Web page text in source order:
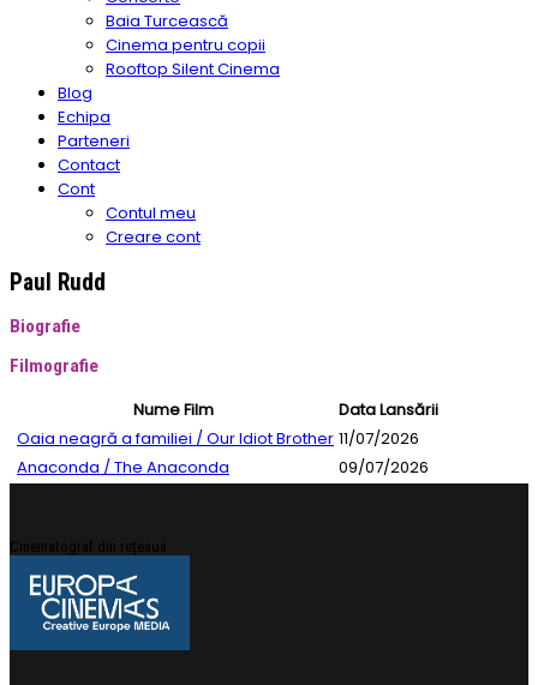
Baia Turcească
Cinema pentru copii
Rooftop Silent Cinema
Blog
Echipa
Parteneri
Contact
Cont
Contul meu
Creare cont
Paul Rudd
Biografie
Filmografie
Nume Film
Data Lansării
Oaia neagră a familiei / Our Idiot Brother 11/07/2026
Anaconda / The Anaconda
09/07/2026
Cinematograf din rețeaua